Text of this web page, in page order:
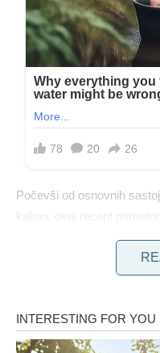
Počevši od osnovnih
kakao, ovaj recept
sa složenim ukusima.
od bjelanjaka, korak koji
prozračan, dok dodatak
mascarpone sira i
luksuznu teksturu koja se